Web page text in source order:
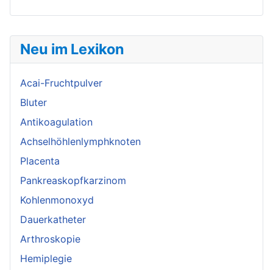
Neu im Lexikon
Acai-Fruchtpulver
Bluter
Antikoagulation
Achselhöhlenlymphknoten
Placenta
Pankreaskopfkarzinom
Kohlenmonoxyd
Dauerkatheter
Arthroskopie
Hemiplegie